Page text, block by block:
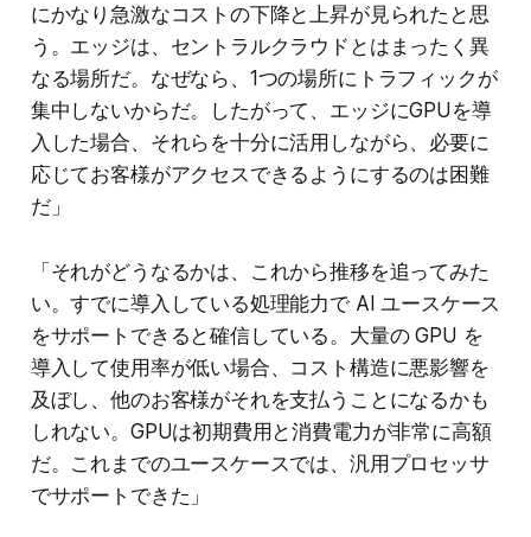
にかなり急激なコストの下降と上昇が見られたと思
う。エッジは、セントラルクラウドとはまったく異
なる場所だ。なぜなら、1つの場所にトラフィックが
集中しないからだ。したがって、エッジにGPUを導
入した場合、それらを十分に活用しながら、必要に
応じてお客様がアクセスできるようにするのは困難
だ」
「それがどうなるかは、これから推移を追ってみた
い。すでに導入している処理能力で AI ユースケース
をサポートできると確信している。大量の GPU を
導入して使用率が低い場合、コスト構造に悪影響を
及ぼし、他のお客様がそれを支払うことになるかも
しれない。GPUは初期費用と消費電力が非常に高額
だ。これまでのユースケースでは、汎用プロセッサ
でサポートできた」